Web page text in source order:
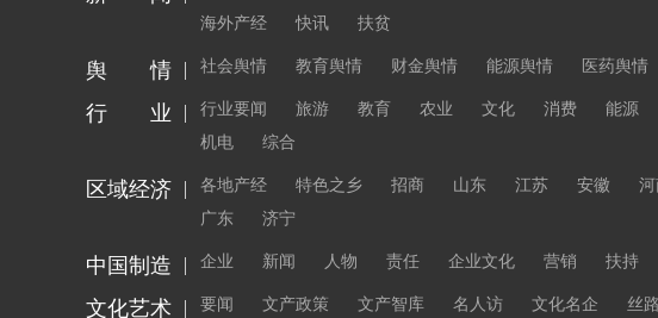
海外产经
快讯 扶贫
舆 情 社会舆情 教育舆情 财金舆情 能源舆情 医药舆情
行 业 行业要闻 旅游 教育 农业 文化 消费 能源
机电
综合
区域经济 各地产经 特色之乡 招商 山东 江苏 安徽
广东
济宁
中国制造 企业 新闻 人物 责任 企业文化 营销 扶持
文化艺术 要闻 文产政策 文产智库 名人访 文化名企 丝